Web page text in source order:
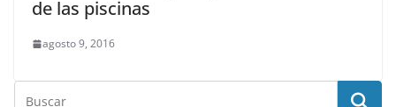
de las piscinas
agosto 9, 2016